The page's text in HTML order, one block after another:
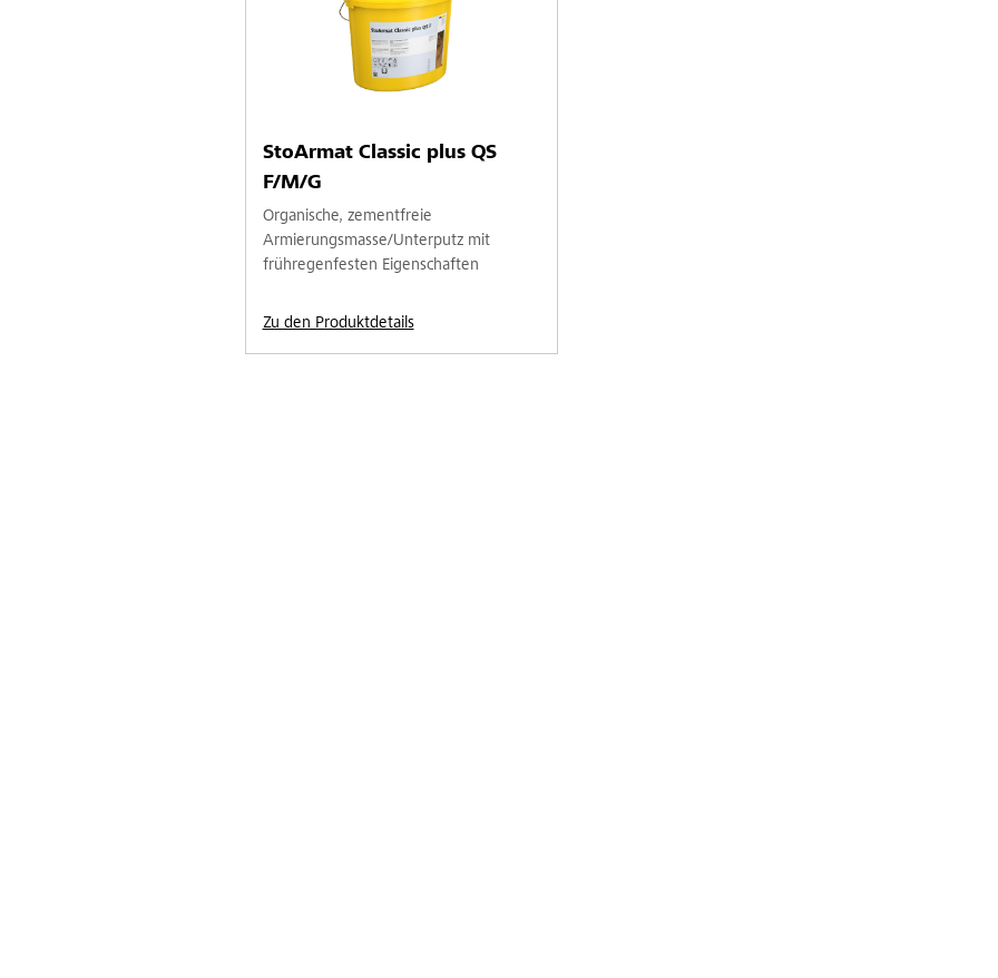
StoArmat Classic plus QS
F/M/G
Organische, zementfreie
Armierungsmasse/Unterputz mit
frühregenfesten Eigenschaften
Zu den Produktdetails